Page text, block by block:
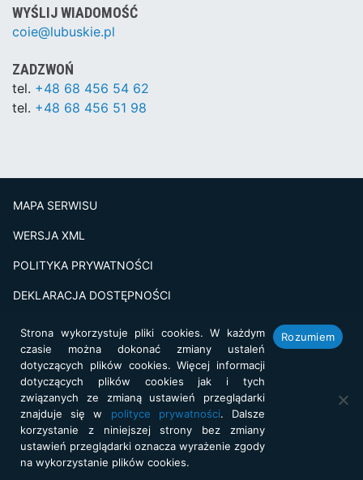
WYŚLIJ WIADOMOŚĆ
coie@lubuskie.pl
ZADZWOŃ
tel. +48 68 456 54 62
tel. +48 68 456 51 98
MAPA SERWISU
WERSJA XML
POLITYKA PRYWATNOŚCI
DEKLARACJA DOSTĘPNOŚCI
Projekt i realizacja: netkoncept.com
Strona wykorzystuje pliki cookies. W każdym
czasie można dokonać zmiany ustaleń
dotyczących plików cookies. Więcej informacji
dotyczących plików cookies jak i tych
związanych ze zmianą ustawień przeglądarki
znajduje się w polityce prywatności. Dalsze
korzystanie z niniejszej strony bez zmiany
ustawień przeglądarki oznacza wyrażenie zgody
na wykorzystanie plików cookies.
Rozumiem